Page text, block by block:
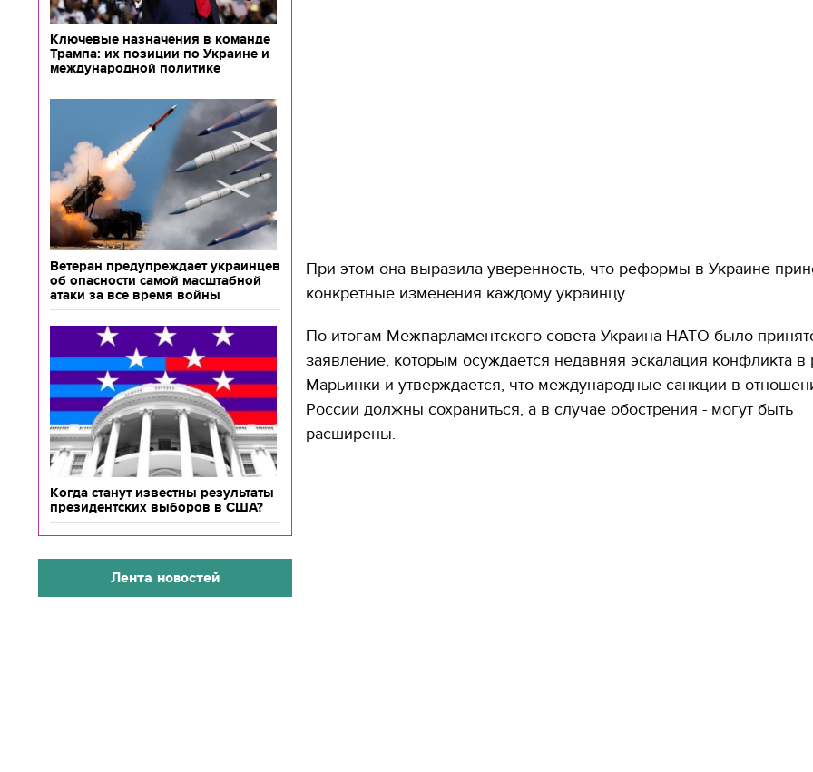
Ключевые назначения в команде
Трампа: их позиции по Украине и
международной политике
Ветеран предупреждает украинцев
об опасности самой масштабной
атаки за все время войны
Когда станут известны результаты
президентских выборов в США?
Лента новостей
При этом она выразила уверенность, что реформы в Украине
конкретные изменения каждому украинцу.
По итогам Межпарламентского совета Украина-НАТО было
заявление, которым осуждается недавняя эскалация конфликта в
Марьинки и утверждается, что международные санкции в
России должны сохраниться, а в случае обострения - могут быть
расширены.